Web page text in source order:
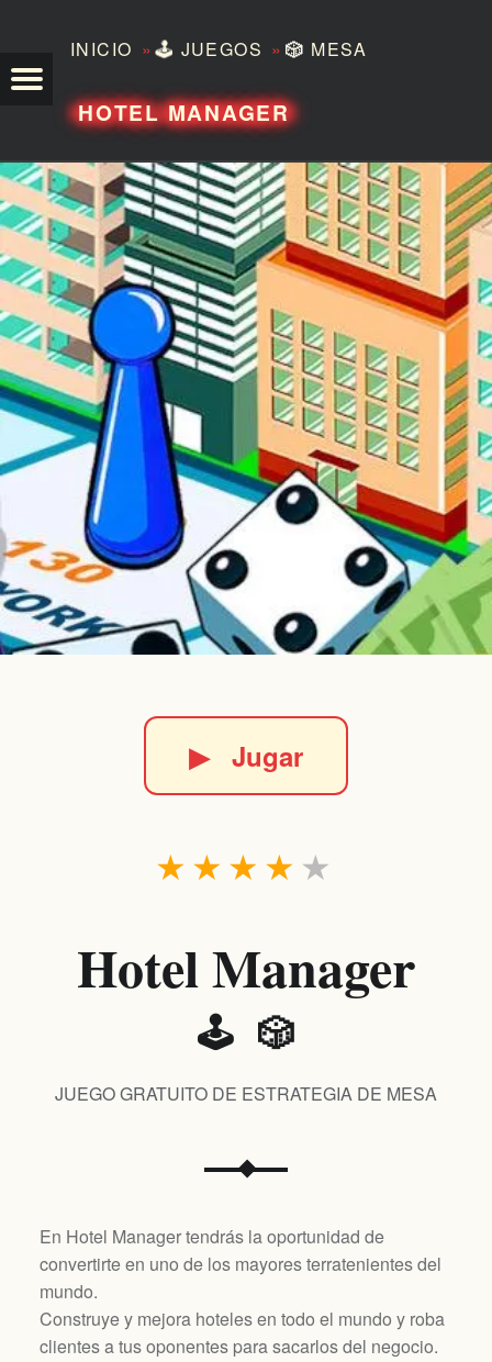
INICIO »🕹️ JUEGOS »🎲 MESA
HOTEL MANAGER
▶Jugar
★
★
★
★
★
Hotel Manager
🕹️ 🎲
JUEGO GRATUITO DE ESTRATEGIA DE MESA
En Hotel Manager tendrás la oportunidad de
convertirte en uno de los mayores terratenientes del
mundo.
Construye y mejora hoteles en todo el mundo y roba
clientes a tus oponentes para sacarlos del negocio.